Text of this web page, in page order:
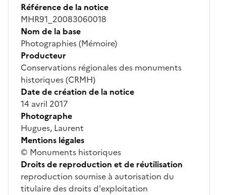
Référence de la notice
MHR91_20083060018
Nom de la base
Photographies (Mémoire)
Producteur
Conservations régionales des monuments
historiques (CRMH)
Date de création de la notice
14 avril 2017
Photographe
Hugues, Laurent
Mentions légales
© Monuments historiques
Droits de reproduction et de réutilisation
reproduction soumise à autorisation du
titulaire des droits d'exploitation